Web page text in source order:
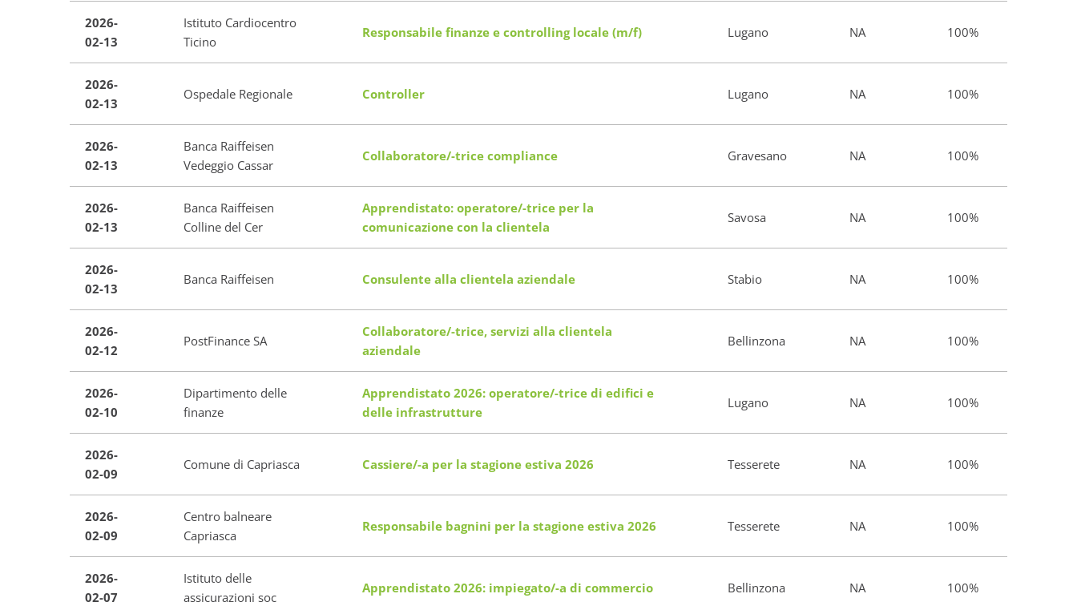
2026-
02-13
Istituto Cardiocentro
Ticino
Responsabile finanze e controlling locale (m/f) Lugano NA 100%
2026-
02-13
Ospedale Regionale Controller Lugano NA 100%
2026-
02-13
Banca Raiffeisen
Vedeggio Cassar
Collaboratore/-trice compliance Gravesano NA 100%
2026-
02-13
Banca Raiffeisen
Colline del Cer
Apprendistato: operatore/-trice per la
comunicazione con la clientela
Savosa NA 100%
2026-
02-13
Banca Raiffeisen Consulente alla clientela aziendale Stabio NA 100%
2026-
02-12
PostFinance SA
Collaboratore/-trice, servizi alla clientela
aziendale
Bellinzona NA 100%
2026-
02-10
Dipartimento delle
finanze
Apprendistato 2026: operatore/-trice di edifici e
delle infrastrutture
Lugano NA 100%
2026-
02-09
Comune di Capriasca Cassiere/-a per la stagione estiva 2026 Tesserete NA 100%
2026-
02-09
Centro balneare
Capriasca
Responsabile bagnini per la stagione estiva 2026 Tesserete NA 100%
2026-
02-07
Istituto delle
assicurazioni soc
Apprendistato 2026: impiegato/-a di commercio Bellinzona NA 100%